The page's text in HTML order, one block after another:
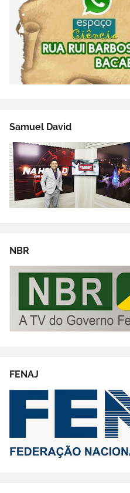
Samuel David
NBR
FENAJ